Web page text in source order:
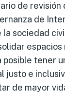
de
de
la sociedad
posible tener
justo e
de mayor